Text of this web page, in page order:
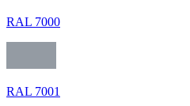
RAL 7000
RAL 7001